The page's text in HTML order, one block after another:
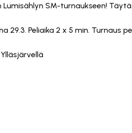
SM-turnaukseen!
29.3. Peliaika 2 x 5 min. Turnaus